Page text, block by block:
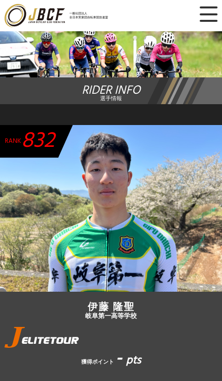
一般社団法人
全日本実業団自転車競技連盟
×
ニュース
レース日程
ランキング
チーム・選手
競技ガイド
加盟・登録
エントリー
JBCF ROAD SERIESとは
RIDER INFO
選手情報
RANK 832
伊藤 隆聖
岐阜第一高等学校
獲得ポイント -pts